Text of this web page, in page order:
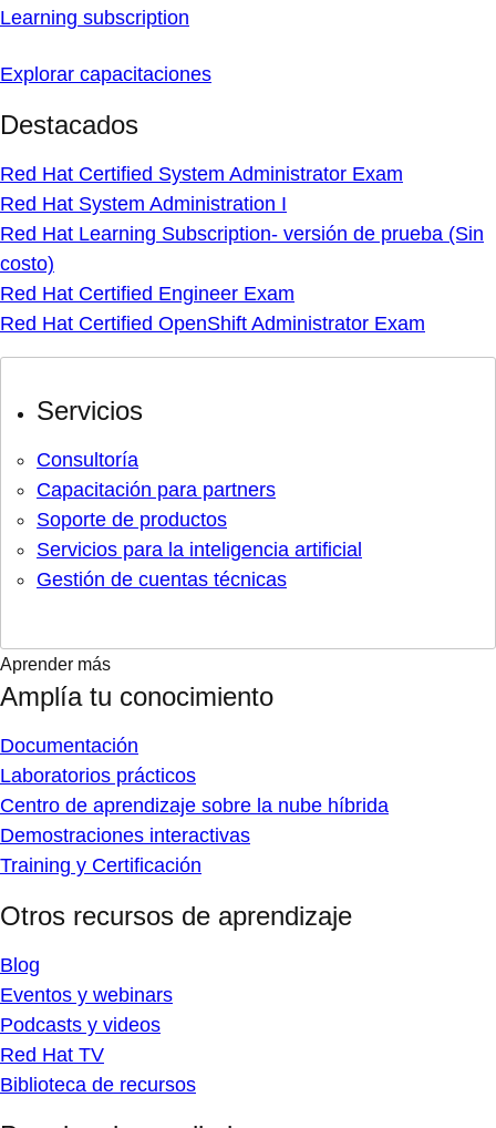
Learning subscription
Explorar capacitaciones
Destacados
Red Hat Certified System Administrator Exam
Red Hat System Administration I
Red Hat Learning Subscription- versión de prueba (Sin
costo)
Red Hat Certified Engineer Exam
Red Hat Certified OpenShift Administrator Exam
Servicios
Consultoría
Capacitación para partners
Soporte de productos
Servicios para la inteligencia artificial
Gestión de cuentas técnicas
Aprender más
Amplía tu conocimiento
Documentación
Laboratorios prácticos
Centro de aprendizaje sobre la nube híbrida
Demostraciones interactivas
Training y Certificación
Otros recursos de aprendizaje
Blog
Eventos y webinars
Podcasts y videos
Red Hat TV
Biblioteca de recursos